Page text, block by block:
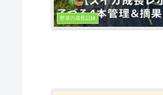
野菜の成長記録